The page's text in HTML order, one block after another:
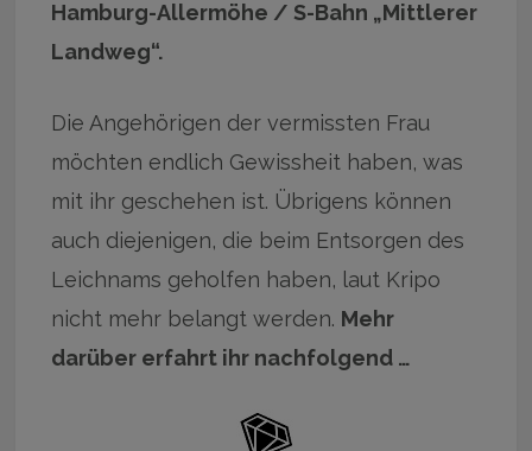
Hamburg-Allermöhe / S-Bahn „Mittlerer
Landweg“.
Die Angehörigen der vermissten Frau
möchten endlich Gewissheit haben, was
mit ihr geschehen ist. Übrigens können
auch diejenigen, die beim Entsorgen des
Leichnams geholfen haben, laut Kripo
nicht mehr belangt werden. Mehr
darüber erfahrt ihr nachfolgend …